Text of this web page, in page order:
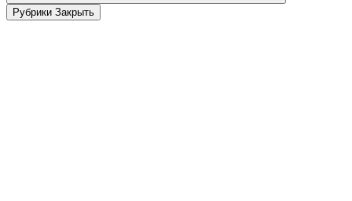
Рубрики Закрыть